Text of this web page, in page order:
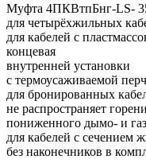
Муфта 4ПКВтпБнг-LS-
для четырёхжильных
для кабелей с
концевая
внутренней установки
с термоусаживаемой
для бронированных
не распространяет
пониженного дымо- и
для кабелей с сечением
без наконечников в